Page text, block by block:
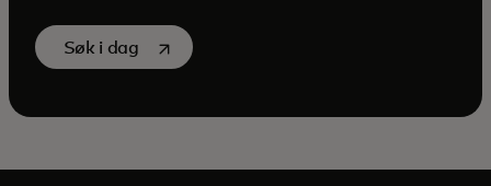
Søk i dag opens in a new tab